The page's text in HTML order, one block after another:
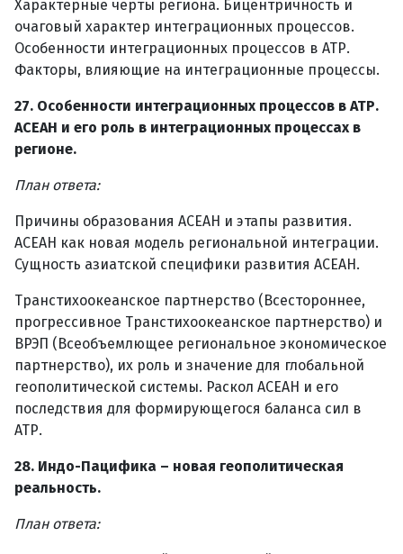
Характерные черты региона. Бицентричность и
очаговый характер интеграционных процессов.
Особенности интеграционных процессов в АТР.
Факторы, влияющие на интеграционные процессы.
27. Особенности интеграционных процессов в АТР.
АСЕАН и его роль в интеграционных процессах в
регионе.
План ответа:
Причины образования АСЕАН и этапы развития.
АСЕАН как новая модель региональной интеграции.
Сущность азиатской специфики развития АСЕАН.
Транстихоокеанское партнерство (Всестороннее,
прогрессивное Транстихоокеанское партнерство) и
ВРЭП (Всеобъемлющее региональное экономическое
партнерство), их роль и значение для глобальной
геополитической системы. Раскол АСЕАН и его
последствия для формирующегося баланса сил в
АТР.
28. Индо-Пацифика – новая геополитическая
реальность.
План ответа: